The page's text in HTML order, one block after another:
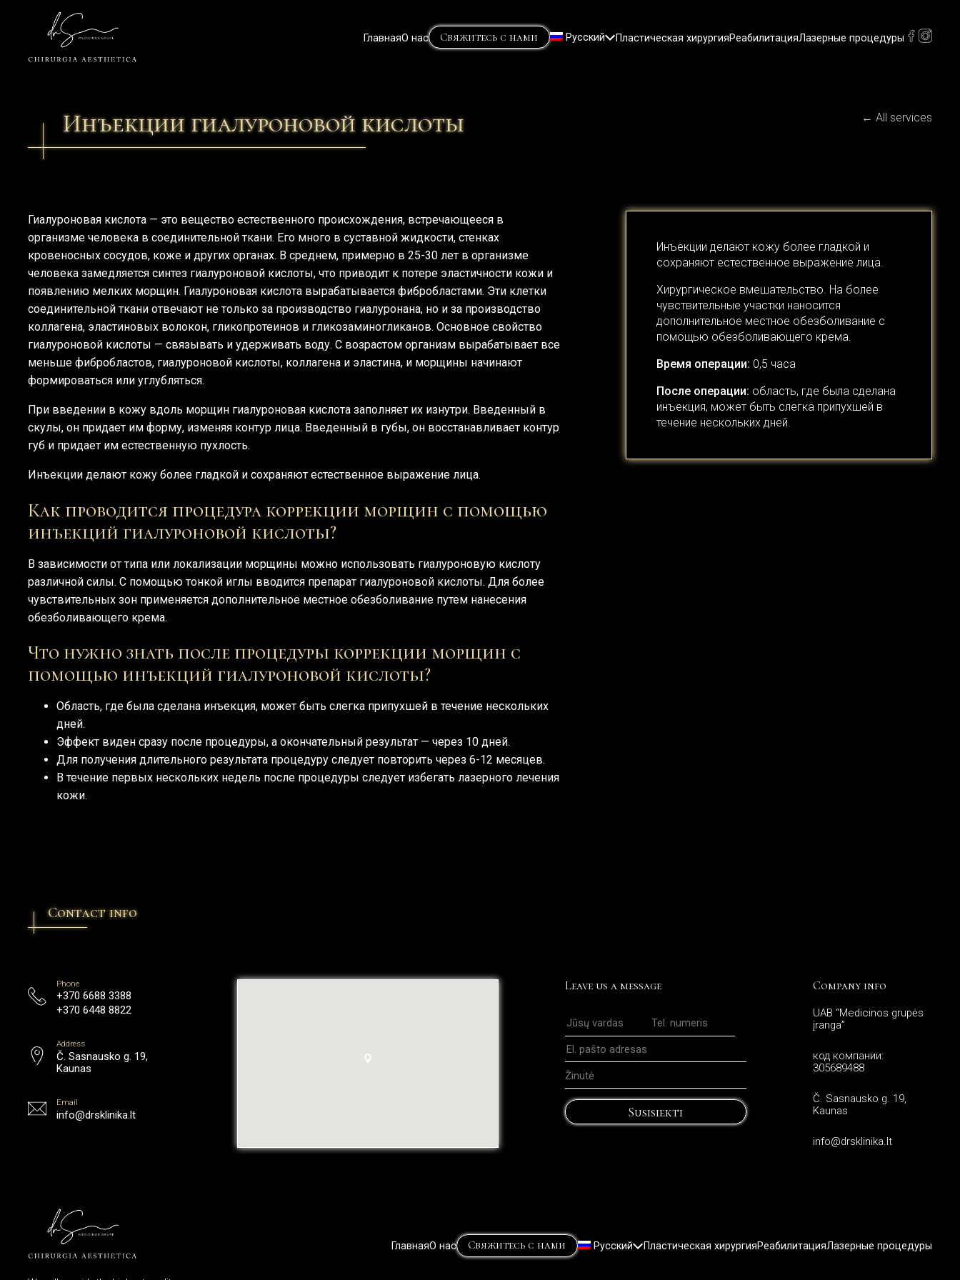
ГлавнаяО нас Свяжитесь с нами Русский Пластическая хирургияРеабилитацияЛазерные процедуры
Инъекции гиалуроновой кислоты ← All services
Гиалуроновая кислота — это вещество естественного происхождения, встречающееся в
организме человека в соединительной ткани. Его много в суставной жидкости, стенках
кровеносных сосудов, коже и других органах. В среднем, примерно в 25-30 лет в организме
человека замедляется синтез гиалуроновой кислоты, что приводит к потере эластичности кожи и
появлению мелких морщин. Гиалуроновая кислота вырабатывается фибробластами. Эти клетки
соединительной ткани отвечают не только за производство гиалуронана, но и за производство
коллагена, эластиновых волокон, гликопротеинов и гликозаминогликанов. Основное свойство
гиалуроновой кислоты — связывать и удерживать воду. С возрастом организм вырабатывает все
меньше фибробластов, гиалуроновой кислоты, коллагена и эластина, и морщины начинают
формироваться или углубляться.
При введении в кожу вдоль морщин гиалуроновая кислота заполняет их изнутри. Введенный в
скулы, он придает им форму, изменяя контур лица. Введенный в губы, он восстанавливает контур
губ и придает им естественную пухлость.
Инъекции делают кожу более гладкой и сохраняют естественное выражение лица.
Как проводится процедура коррекции морщин с помощью
инъекций гиалуроновой кислоты?
В зависимости от типа или локализации морщины можно использовать гиалуроновую кислоту
различной силы. С помощью тонкой иглы вводится препарат гиалуроновой кислоты. Для более
чувствительных зон применяется дополнительное местное обезболивание путем нанесения
обезболивающего крема.
Что нужно знать после процедуры коррекции морщин с
помощью инъекций гиалуроновой кислоты?
Область, где была сделана инъекция, может быть слегка припухшей в течение нескольких
дней.
Эффект виден сразу после процедуры, а окончательный результат — через 10 дней.
Для получения длительного результата процедуру следует повторить через 6-12 месяцев.
В течение первых нескольких недель после процедуры следует избегать лазерного лечения
кожи.
Инъекции делают кожу более гладкой и
сохраняют естественное выражение лица.
Хирургическое вмешательство. На более
чувствительные участки наносится
дополнительное местное обезболивание с
помощью обезболивающего крема.
Время операции: 0,5 часа
После операции: область, где была сделана
инъекция, может быть слегка припухшей в
течение нескольких дней.
Contact info
Phone
+370 6688 3388
+370 6448 8822
Address
Č. Sasnausko g. 19,
Kaunas
Email
info@drsklinika.lt
Leave us a message
Susisiekti
Company info
UAB “Medicinos grupės
įranga”
код компании:
305689488
Č. Sasnausko g. 19,
Kaunas
info@drsklinika.lt
ГлавнаяО нас Свяжитесь с нами Русский Пластическая хирургияРеабилитацияЛазерные процедуры